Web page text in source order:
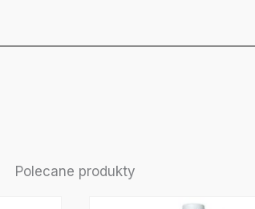
Polecane produkty